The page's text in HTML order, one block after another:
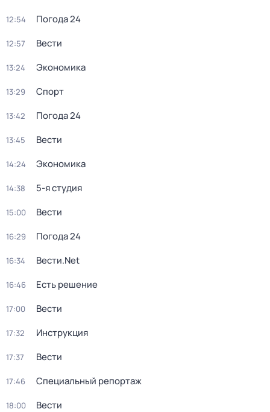
12:54 Погода 24
12:57 Вести
13:24 Экономика
13:29 Спорт
13:42 Погода 24
13:45 Вести
14:24 Экономика
14:38 5-я студия
15:00 Вести
16:29 Погода 24
16:34 Вести.Net
16:46 Есть решение
17:00 Вести
17:32 Инструкция
17:37 Вести
17:46 Специальный репортаж
18:00 Вести